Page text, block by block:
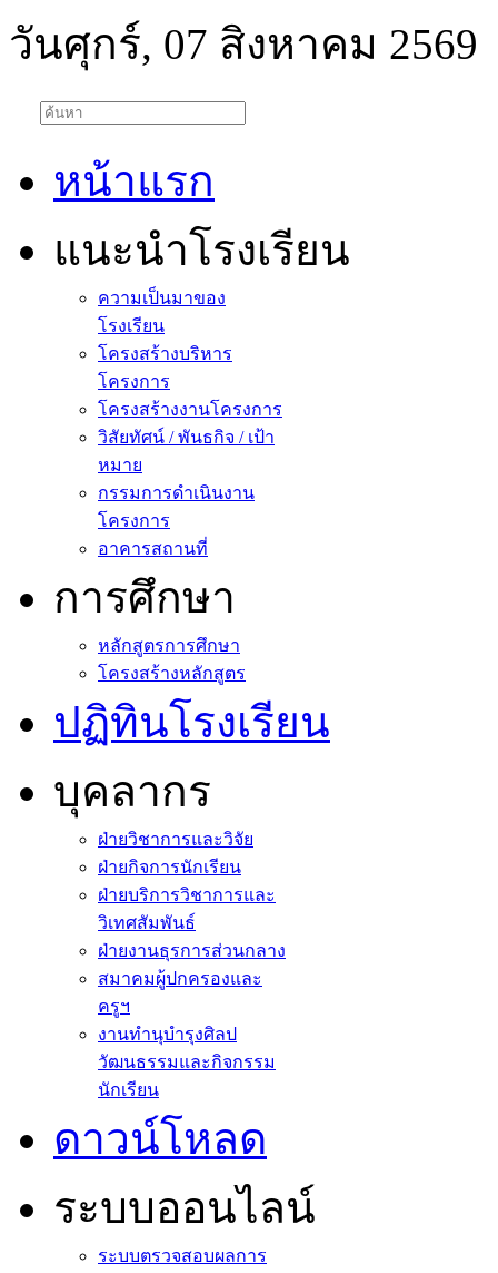
วันศุกร์, 07 สิงหาคม 2569
หน้าแรก
แนะนำโรงเรียน
ความเป็นมาของ
โรงเรียน
โครงสร้างบริหาร
โครงการ
โครงสร้างงานโครงการ
วิสัยทัศน์ / พันธกิจ / เป้า
หมาย
กรรมการดำเนินงาน
โครงการ
อาคารสถานที่
การศึกษา
หลักสูตรการศึกษา
โครงสร้างหลักสูตร
ปฏิทินโรงเรียน
บุคลากร
ฝ่ายวิชาการและวิจัย
ฝ่ายกิจการนักเรียน
ฝ่ายบริการวิชาการและ
วิเทศสัมพันธ์
ฝ่ายงานธุรการส่วนกลาง
สมาคมผู้ปกครองและ
ครูฯ
งานทำนุบำรุงศิลป
วัฒนธรรมและกิจกรรม
นักเรียน
ดาวน์โหลด
ระบบออนไลน์
ระบบตรวจสอบผลการ